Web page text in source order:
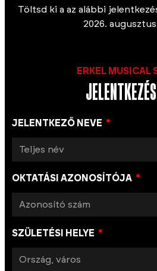
Töltsd ki a az alábbi
2026.
ERKEL MUSICAL
JELENTKEZŐ NEVE
OKTATÁSI AZONOSÍTÓJA
SZÜLETÉSI HELYE